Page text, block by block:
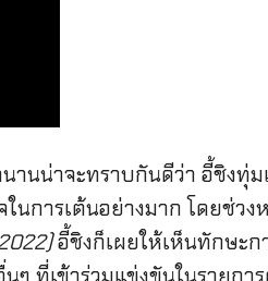
นน่าจะทราบกันดีว่า อี้ชิงทุ่
นการเต้นอย่างมาก โดยช่วง
อี้ชิงก็เผยให้เห็นทักษะก